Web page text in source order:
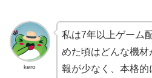
kero
私は7年以上ゲーム
めた頃はどんな機
報が少なく、本格